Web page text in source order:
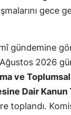
gece
gündemine
2026
ve
Dair Kanun
toplandı.